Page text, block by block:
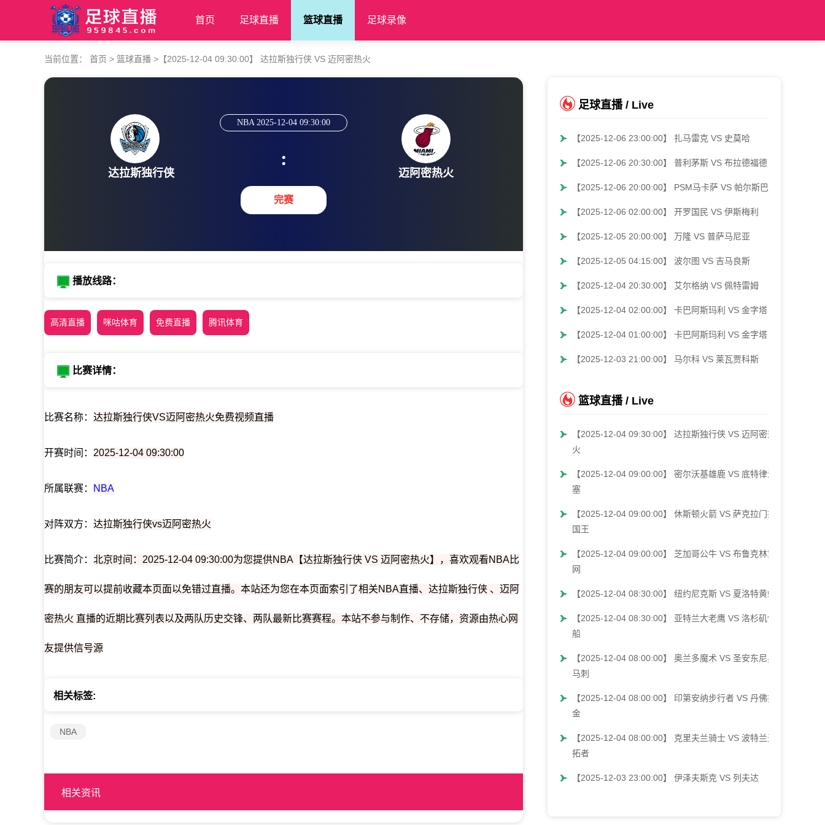
首页 足球直播 篮球直播 足球录像
当前位置： 首页 > 篮球直播 > 【2025-12-04 09:30:00】 达拉斯独行侠 VS 迈阿密热火
达拉斯独行侠
NBA 2025-12-04 09:30:00
:
完赛
迈阿密热火
播放线路：
高清直播 咪咕体育 免费直播 腾讯体育
比赛详情：
比赛名称： 达拉斯独行侠VS迈阿密热火免费视频直播
开赛时间： 2025-12-04 09:30:00
所属联赛： NBA
对阵双方： 达拉斯独行侠vs迈阿密热火
比赛简介： 北京时间：2025-12-04 09:30:00为您提供NBA【达拉斯独行侠 VS 迈阿密热火】，喜欢观看NBA比
赛的朋友可以提前收藏本页面以免错过直播。本站还为您在本页面索引了相关NBA直播、达拉斯独行侠 、迈阿
密热火 直播的近期比赛列表以及两队历史交锋、两队最新比赛赛程。本站不参与制作、不存储，资源由热心网
友提供信号源
相关标签:
NBA
相关资讯
足球直播 / Live
【2025-12-06 23:00:00】 扎马雷克 VS 史莫哈
【2025-12-06 20:30:00】 普利茅斯 VS 布拉德福德
【2025-12-06 20:00:00】 PSM马卡萨 VS 帕尔斯巴亚
【2025-12-06 02:00:00】 开罗国民 VS 伊斯梅利
【2025-12-05 20:00:00】 万隆 VS 普萨马尼亚
【2025-12-05 04:15:00】 波尔图 VS 吉马良斯
【2025-12-04 20:30:00】 艾尔格纳 VS 佩特雷姆
【2025-12-04 02:00:00】 卡巴阿斯玛利 VS 金字塔
【2025-12-04 01:00:00】 卡巴阿斯玛利 VS 金字塔
【2025-12-03 21:00:00】 马尔科 VS 莱瓦贾科斯
篮球直播 / Live
【2025-12-04 09:30:00】 达拉斯独行侠 VS 迈阿密热
火
【2025-12-04 09:00:00】 密尔沃基雄鹿 VS 底特律活
塞
【2025-12-04 09:00:00】 休斯顿火箭 VS 萨克拉门托
国王
【2025-12-04 09:00:00】 芝加哥公牛 VS 布鲁克林篮
网
【2025-12-04 08:30:00】 纽约尼克斯 VS 夏洛特黄蜂
【2025-12-04 08:30:00】 亚特兰大老鹰 VS 洛杉矶快
船
【2025-12-04 08:00:00】 奥兰多魔术 VS 圣安东尼奥
马刺
【2025-12-04 08:00:00】 印第安纳步行者 VS 丹佛掘
金
【2025-12-04 08:00:00】 克里夫兰骑士 VS 波特兰开
拓者
【2025-12-03 23:00:00】 伊泽夫斯克 VS 列夫达